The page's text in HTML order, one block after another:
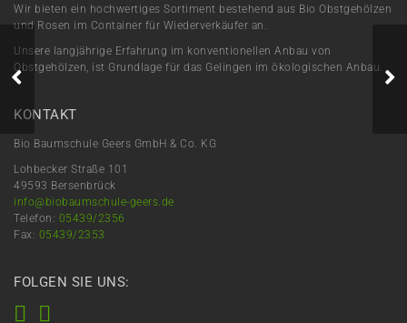
Viele gute Pflanzen
bedeutet gleichzeitig
talentierte Hände
Wir bieten ein hochwertiges Sortiment bestehend aus Bio Obstgehölzen
und Rosen im Container für Wiederverkäufer an.
Unsere langjährige Erfahrung im konventionellen Anbau von
Obstgehölzen, ist Grundlage für das Gelingen im ökologischen Anbau.
KONTAKT
Bio Baumschule Geers GmbH & Co. KG
Lohbecker Straße 101
49593 Bersenbrück
info@biobaumschule-geers.de
Telefon: 05439/2356
Fax: 05439/2353
FOLGEN SIE UNS: